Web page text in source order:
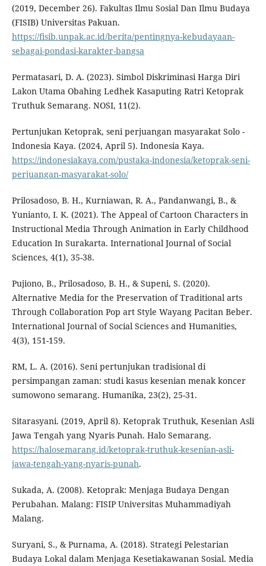
(2019, December 26). Fakultas Ilmu Sosial Dan Ilmu Budaya
(FISIB) Universitas Pakuan.
https://fisib.unpak.ac.id/berita/pentingnya-kebudayaan-
sebagai-pondasi-karakter-bangsa
Permatasari, D. A. (2023). Simbol Diskriminasi Harga Diri
Lakon Utama Obahing Ledhek Kasaputing Ratri Ketoprak
Truthuk Semarang. NOSI, 11(2).
Pertunjukan Ketoprak, seni perjuangan masyarakat Solo -
Indonesia Kaya. (2024, April 5). Indonesia Kaya.
https://indonesiakaya.com/pustaka-indonesia/ketoprak-seni-
perjuangan-masyarakat-solo/
Prilosadoso, B. H., Kurniawan, R. A., Pandanwangi, B., &
Yunianto, I. K. (2021). The Appeal of Cartoon Characters in
Instructional Media Through Animation in Early Childhood
Education In Surakarta. International Journal of Social
Sciences, 4(1), 35-38.
Pujiono, B., Prilosadoso, B. H., & Supeni, S. (2020).
Alternative Media for the Preservation of Traditional arts
Through Collaboration Pop art Style Wayang Pacitan Beber.
International Journal of Social Sciences and Humanities,
4(3), 151-159.
RM, L. A. (2016). Seni pertunjukan tradisional di
persimpangan zaman: studi kasus kesenian menak koncer
sumowono semarang. Humanika, 23(2), 25-31.
Sitarasyani. (2019, April 8). Ketoprak Truthuk, Kesenian Asli
Jawa Tengah yang Nyaris Punah. Halo Semarang.
https://halosemarang.id/ketoprak-truthuk-kesenian-asli-
jawa-tengah-yang-nyaris-punah.
Sukada, A. (2008). Ketoprak: Menjaga Budaya Dengan
Perubahan. Malang: FISIP Universitas Muhammadiyah
Malang.
Suryani, S., & Purnama, A. (2018). Strategi Pelestarian
Budaya Lokal dalam Menjaga Kesetiakawanan Sosial. Media